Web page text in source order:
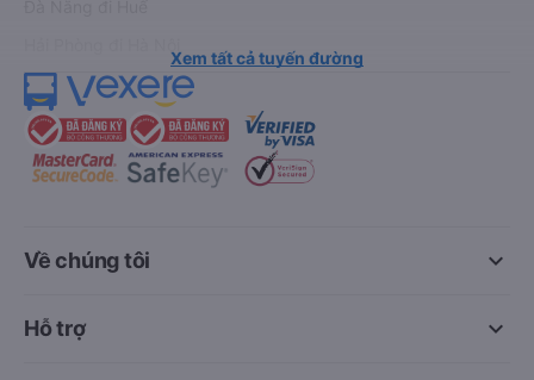
Xem tất cả tuyến đường
keyboard_arrow_down
Về chúng tôi
keyboard_arrow_down
Hỗ trợ